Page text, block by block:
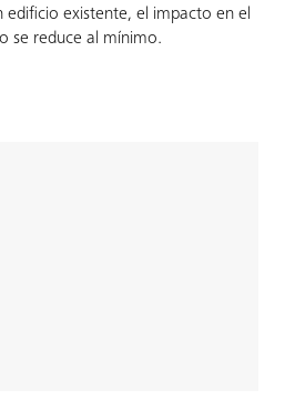
edificio existente, el impacto en el
se reduce al mínimo.